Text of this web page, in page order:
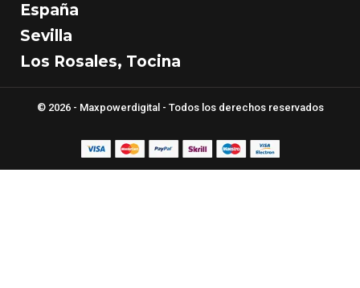
España
Sevilla
Los Rosales, Tocina
© 2026 - Maxpowerdigital - Todos los derechos reservados